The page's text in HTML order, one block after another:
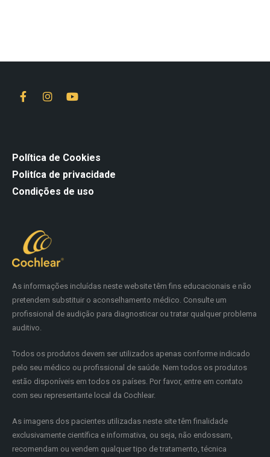
As informações incluídas neste website têm fins educacionais e não
pretendem substituir o aconselhamento médico. Consulte um
profissional de audição para diagnosticar ou tratar qualquer problema
auditivo.
Todos os produtos devem ser utilizados apenas conforme indicado
pelo seu médico ou profissional de saúde. Nem todos os produtos
estão disponíveis em todos os países. Por favor, entre em contato
com seu representante local da Cochlear.
As imagens dos pacientes utilizadas neste site têm finalidade
exclusivamente científica e informativa, ou seja, não endossam,
recomendam ou vendem qualquer tipo de tratamento, técnica
Política de Cookies
Politíca de privacidade
Condições de uso